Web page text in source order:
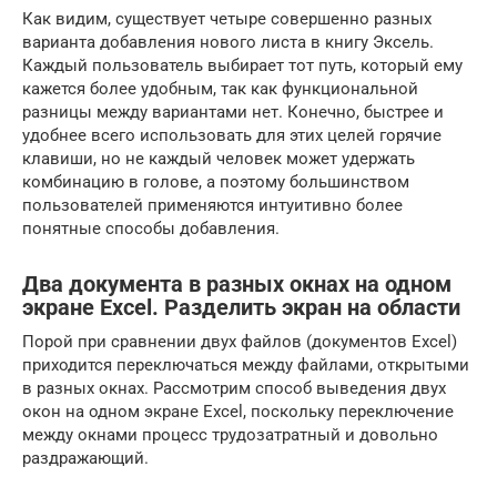
Как видим, существует четыре совершенно разных
варианта добавления нового листа в книгу Эксель.
Каждый пользователь выбирает тот путь, который ему
кажется более удобным, так как функциональной
разницы между вариантами нет. Конечно, быстрее и
удобнее всего использовать для этих целей горячие
клавиши, но не каждый человек может удержать
комбинацию в голове, а поэтому большинством
пользователей применяются интуитивно более
понятные способы добавления.
Два документа в разных окнах на одном
экране Excel. Разделить экран на области
Порой при сравнении двух файлов (документов Excel)
приходится переключаться между файлами, открытыми
в разных окнах. Рассмотрим способ выведения двух
окон на одном экране Excel, поскольку переключение
между окнами процесс трудозатратный и довольно
раздражающий.